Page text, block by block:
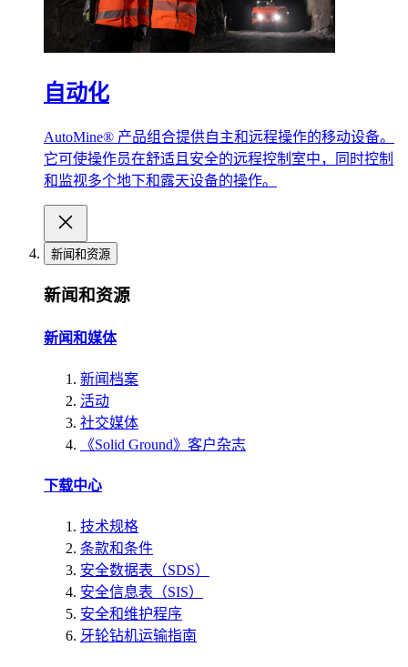
自动化
AutoMine® 产品组合提供自主和远程操作的移动设备。
它可使操作员在舒适且安全的远程控制室中，同时控制
和监视多个地下和露天设备的操作。
新闻和资源
新闻和资源
新闻和媒体
新闻档案
活动
社交媒体
《Solid Ground》客户杂志
下载中心
技术规格
条款和条件
安全数据表（SDS）
安全信息表（SIS）
安全和维护程序
牙轮钻机运输指南